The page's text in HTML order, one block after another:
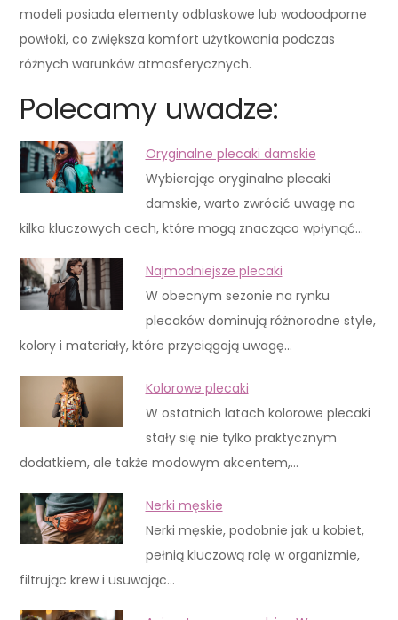
modeli posiada elementy odblaskowe lub wodoodporne
powłoki, co zwiększa komfort użytkowania podczas
różnych warunków atmosferycznych.
Polecamy uwadze:
Oryginalne plecaki damskie
Wybierając oryginalne plecaki
damskie, warto zwrócić uwagę na
kilka kluczowych cech, które mogą znacząco wpłynąć…
Najmodniejsze plecaki
W obecnym sezonie na rynku
plecaków dominują różnorodne style,
kolory i materiały, które przyciągają uwagę…
Kolorowe plecaki
W ostatnich latach kolorowe plecaki
stały się nie tylko praktycznym
dodatkiem, ale także modowym akcentem,…
Nerki męskie
Nerki męskie, podobnie jak u kobiet,
pełnią kluczową rolę w organizmie,
filtrując krew i usuwając…